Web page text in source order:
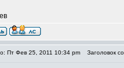
Пт Фев 25, 2011 10:34 pm Заголовок